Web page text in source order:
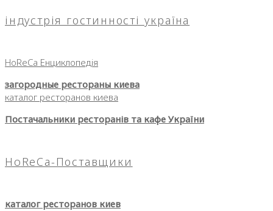
індустрія гостинності україна
HoReCa Енциклопедія
загородные рестораны киева
каталог ресторанов киева
Постачальники ресторанів та кафе України
HoReCa-Поставщики
каталог ресторанов киев